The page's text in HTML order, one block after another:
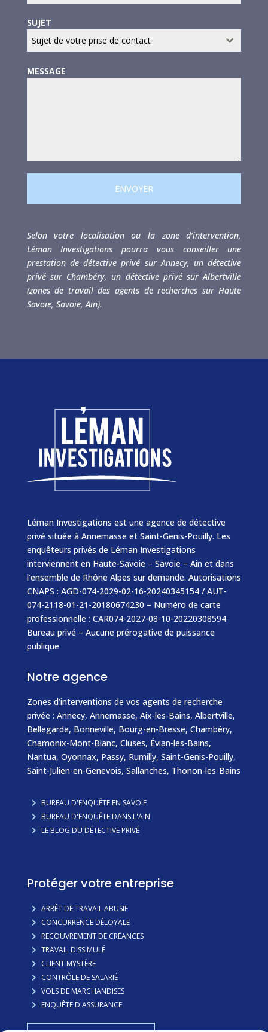
SUJET
Sujet de votre prise de contact
MESSAGE
ENVOYER
Selon votre localisation ou la zone d’intervention,
Léman Investigations pourra vous conseiller une
prestation de détective privé sur Annecy, un détective
privé sur Chambéry, un détective privé sur Albertville
(zones de travail des agents de recherches sur Haute
Savoie, Savoie, Ain).
Léman Investigations est une agence de détective
privé située à Annemasse et Saint-Genis-Pouilly. Les
enquêteurs privés de Léman Investigations
interviennent en Haute-Savoie – Savoie – Ain et dans
l’ensemble de Rhône Alpes sur demande. Autorisations
CNAPS : AGD-074-2029-02-16-20240345154 / AUT-
074-2118-01-21-20180674230 – Numéro de carte
professionnelle : CAR074-2027-08-10-20220308594
Bureau privé – Aucune prérogative de puissance
publique
Notre agence
Zones d’interventions de vos agents de recherche
privée : Annecy, Annemasse, Aix-les-Bains, Albertville,
Bellegarde, Bonneville, Bourg-en-Bresse, Chambéry,
Chamonix-Mont-Blanc, Cluses, Évian-les-Bains,
Nantua, Oyonnax, Passy, Rumilly, Saint-Genis-Pouilly,
Saint-Julien-en-Genevois, Sallanches, Thonon-les-Bains
BUREAU D'ENQUÊTE EN SAVOIE
BUREAU D'ENQUÊTE DANS L'AIN
LE BLOG DU DÉTECTIVE PRIVÉ
Protéger votre entreprise
ARRÊT DE TRAVAIL ABUSIF
CONCURRENCE DÉLOYALE
RECOUVREMENT DE CRÉANCES
TRAVAIL DISSIMULÉ
CLIENT MYSTÈRE
CONTRÔLE DE SALARIÉ
VOLS DE MARCHANDISES
ENQUÊTE D'ASSURANCE